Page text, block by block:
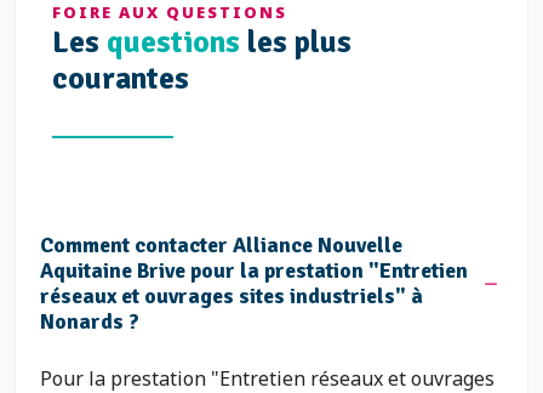
FOIRE AUX QUESTIONS
Les questions les plus
courantes
Comment contacter Alliance Nouvelle
Aquitaine Brive pour la prestation "Entretien
réseaux et ouvrages sites industriels" à
Nonards ?
Pour la prestation "Entretien réseaux et ouvrages